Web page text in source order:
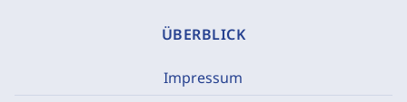
ÜBERBLICK
Impressum